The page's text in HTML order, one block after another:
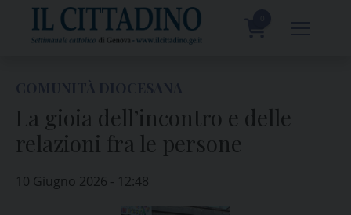
content
La gioia dell’incontro e delle
relazioni fra le persone
10 Giugno 2026 - 12:48